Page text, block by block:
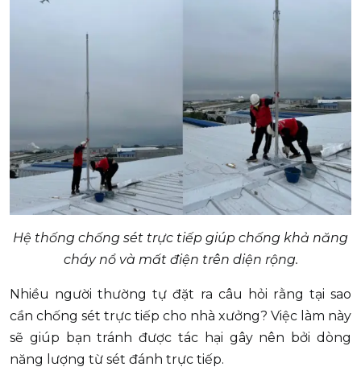
Hệ thống chống sét trực tiếp giúp chống khả năng
cháy nổ và mất điện trên diện rộng.
Nhiều người thường tự đặt ra câu hỏi rằng tại sao
cần chống sét trực tiếp cho nhà xưởng? Việc làm này
sẽ giúp bạn tránh được tác hại gây nên bởi dòng
năng lượng từ sét đánh trực tiếp.